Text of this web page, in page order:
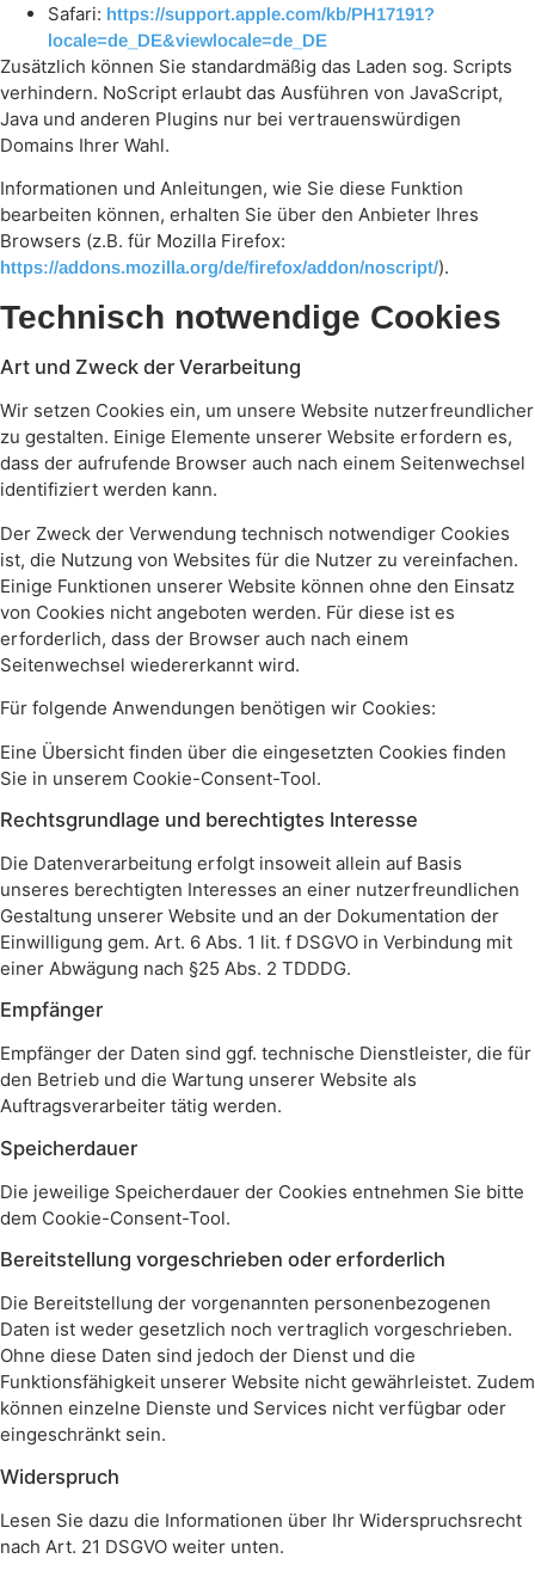
Safari: https://support.apple.com/kb/PH17191?
locale=de_DE&viewlocale=de_DE
Zusätzlich können Sie standardmäßig das Laden sog. Scripts
verhindern. NoScript erlaubt das Ausführen von JavaScript,
Java und anderen Plugins nur bei vertrauenswürdigen
Domains Ihrer Wahl.
Informationen und Anleitungen, wie Sie diese Funktion
bearbeiten können, erhalten Sie über den Anbieter Ihres
Browsers (z.B. für Mozilla Firefox:
https://addons.mozilla.org/de/firefox/addon/noscript/).
Technisch notwendige Cookies
Art und Zweck der Verarbeitung
Wir setzen Cookies ein, um unsere Website nutzerfreundlicher
zu gestalten. Einige Elemente unserer Website erfordern es,
dass der aufrufende Browser auch nach einem Seitenwechsel
identifiziert werden kann.
Der Zweck der Verwendung technisch notwendiger Cookies
ist, die Nutzung von Websites für die Nutzer zu vereinfachen.
Einige Funktionen unserer Website können ohne den Einsatz
von Cookies nicht angeboten werden. Für diese ist es
erforderlich, dass der Browser auch nach einem
Seitenwechsel wiedererkannt wird.
Für folgende Anwendungen benötigen wir Cookies:
Eine Übersicht finden über die eingesetzten Cookies finden
Sie in unserem Cookie-Consent-Tool.
Rechtsgrundlage und berechtigtes Interesse
Die Datenverarbeitung erfolgt insoweit allein auf Basis
unseres berechtigten Interesses an einer nutzerfreundlichen
Gestaltung unserer Website und an der Dokumentation der
Einwilligung gem. Art. 6 Abs. 1 lit. f DSGVO in Verbindung mit
einer Abwägung nach §25 Abs. 2 TDDDG.
Empfänger
Empfänger der Daten sind ggf. technische Dienstleister, die für
den Betrieb und die Wartung unserer Website als
Auftragsverarbeiter tätig werden.
Speicherdauer
Die jeweilige Speicherdauer der Cookies entnehmen Sie bitte
dem Cookie-Consent-Tool.
Bereitstellung vorgeschrieben oder erforderlich
Die Bereitstellung der vorgenannten personenbezogenen
Daten ist weder gesetzlich noch vertraglich vorgeschrieben.
Ohne diese Daten sind jedoch der Dienst und die
Funktionsfähigkeit unserer Website nicht gewährleistet. Zudem
können einzelne Dienste und Services nicht verfügbar oder
eingeschränkt sein.
Widerspruch
Lesen Sie dazu die Informationen über Ihr Widerspruchsrecht
nach Art. 21 DSGVO weiter unten.